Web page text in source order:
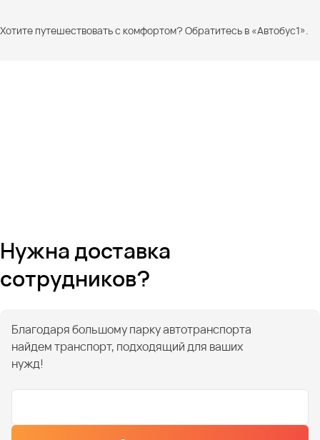
Хотите путешествовать с комфортом? Обратитесь в «Автобус1».
Нужна доставка
сотрудников?
Благодаря большому парку автотранспорта
найдем транспорт, подходящий для ваших
нужд!